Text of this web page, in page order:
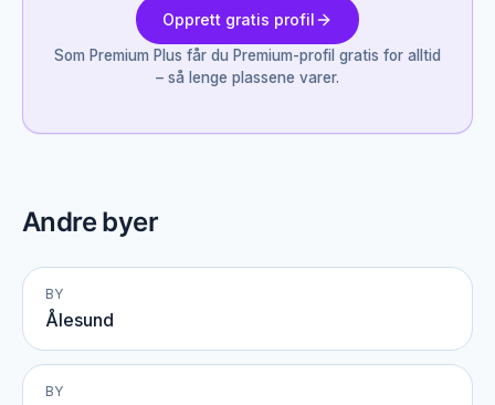
Opprett gratis profil
Som Premium Plus får du Premium-profil gratis for alltid
– så lenge plassene varer.
Andre byer
BY
Ålesund
BY